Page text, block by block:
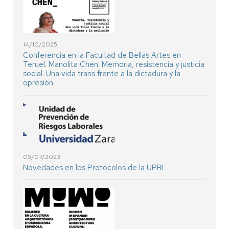
14/10/2025
Conferencia en la Facultad de Bellas Artes en
Teruel. Manolita Chen: Memoria, resistencia y justicia
social. Una vida trans frente a la dictadura y la
opresión.
05/07/2023
Novedades en los Protocolos de la UPRL